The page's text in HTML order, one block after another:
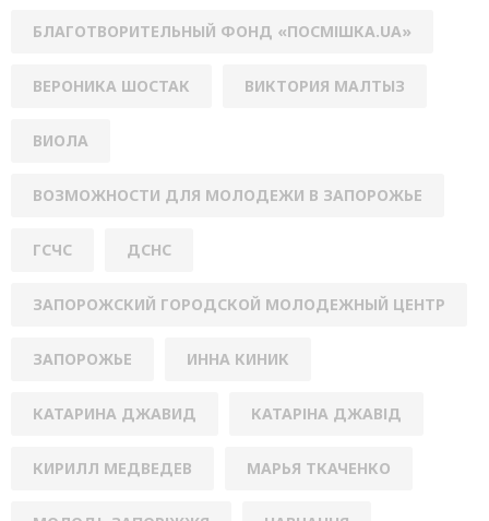
БЛАГОТВОРИТЕЛЬНЫЙ ФОНД «ПОСМІШКА.UA»
ВЕРОНИКА ШОСТАК ВИКТОРИЯ МАЛТЫЗ
ВИОЛА
ВОЗМОЖНОСТИ ДЛЯ МОЛОДЕЖИ В ЗАПОРОЖЬЕ
ГСЧС ДСНС
ЗАПОРОЖСКИЙ ГОРОДСКОЙ МОЛОДЕЖНЫЙ ЦЕНТР
ЗАПОРОЖЬЕ ИННА КИНИК
КАТАРИНА ДЖАВИД КАТАРІНА ДЖАВІД
КИРИЛЛ МЕДВЕДЕВ МАРЬЯ ТКАЧЕНКО